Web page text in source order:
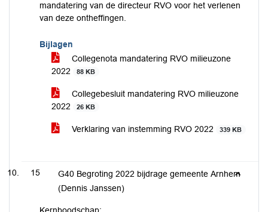
mandatering van de directeur RVO voor het verlenen
van deze ontheffingen.
Bijlagen
Collegenota mandatering RVO milieuzone
2022
88 KB
Collegebesluit mandatering RVO milieuzone
2022
26 KB
Verklaring van instemming RVO 2022 339 KB
15
G40 Begroting 2022 bijdrage gemeente Arnhem
(Dennis Janssen)